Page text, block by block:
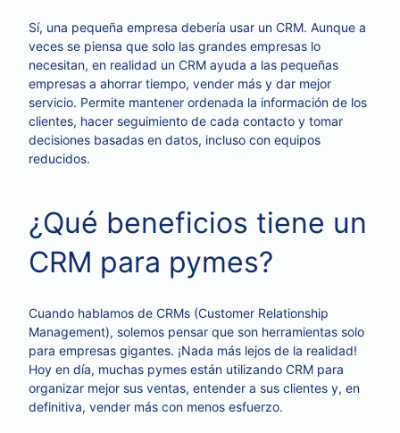
Sí, una pequeña empresa debería usar un CRM. Aunque a
veces se piensa que solo las grandes empresas lo
necesitan, en realidad un CRM ayuda a las pequeñas
empresas a ahorrar tiempo, vender más y dar mejor
servicio. Permite mantener ordenada la información de los
clientes, hacer seguimiento de cada contacto y tomar
decisiones basadas en datos, incluso con equipos
reducidos.
¿Qué beneficios tiene un
CRM para pymes?
Cuando hablamos de CRMs (Customer Relationship
Management), solemos pensar que son herramientas solo
para empresas gigantes. ¡Nada más lejos de la realidad!
Hoy en día, muchas pymes están utilizando CRM para
organizar mejor sus ventas, entender a sus clientes y, en
definitiva, vender más con menos esfuerzo.